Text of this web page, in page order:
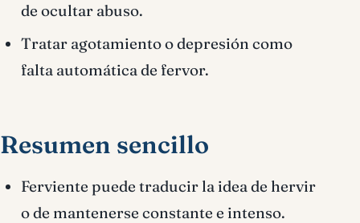
de ocultar abuso.
Tratar agotamiento o depresión como
falta automática de fervor.
Resumen sencillo
Ferviente puede traducir la idea de hervir
o de mantenerse constante e intenso.